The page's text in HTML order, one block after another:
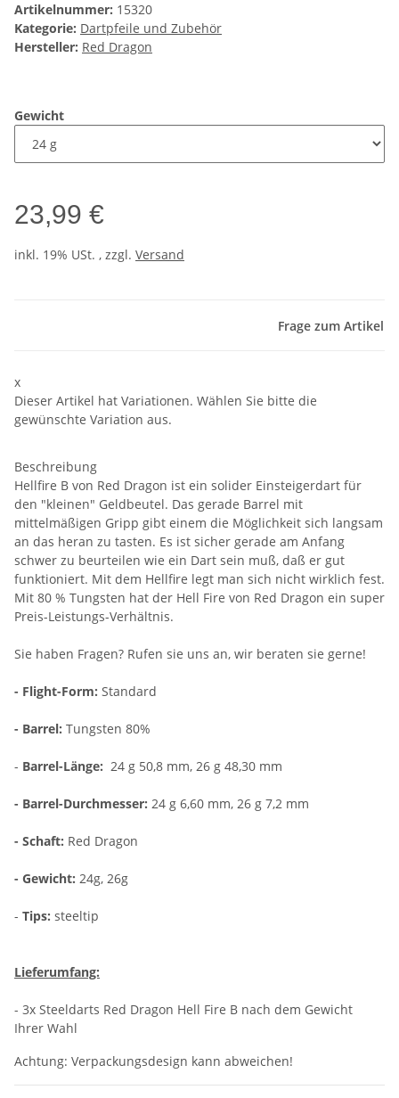
Artikelnummer: 15320
Kategorie: Dartpfeile und Zubehör
Hersteller: Red Dragon
Gewicht
23,99 €
inkl. 19% USt. , zzgl. Versand
Frage zum Artikel
x
Dieser Artikel hat Variationen. Wählen Sie bitte die
gewünschte Variation aus.
Beschreibung
Hellfire B von Red Dragon ist ein solider Einsteigerdart für
den "kleinen" Geldbeutel. Das gerade Barrel mit
mittelmäßigen Gripp gibt einem die Möglichkeit sich langsam
an das heran zu tasten. Es ist sicher gerade am Anfang
schwer zu beurteilen wie ein Dart sein muß, daß er gut
funktioniert. Mit dem Hellfire legt man sich nicht wirklich fest.
Mit 80 % Tungsten hat der Hell Fire von Red Dragon ein super
Preis-Leistungs-Verhältnis.
Sie haben Fragen? Rufen sie uns an, wir beraten sie gerne!
- Flight-Form: Standard
- Barrel: Tungsten 80%
- Barrel-Länge: 24 g 50,8 mm, 26 g 48,30 mm
- Barrel-Durchmesser: 24 g 6,60 mm, 26 g 7,2 mm
- Schaft: Red Dragon
- Gewicht: 24g, 26g
- Tips: steeltip
Lieferumfang:
- 3x Steeldarts Red Dragon Hell Fire B nach dem Gewicht
Ihrer Wahl
Achtung: Verpackungsdesign kann abweichen!